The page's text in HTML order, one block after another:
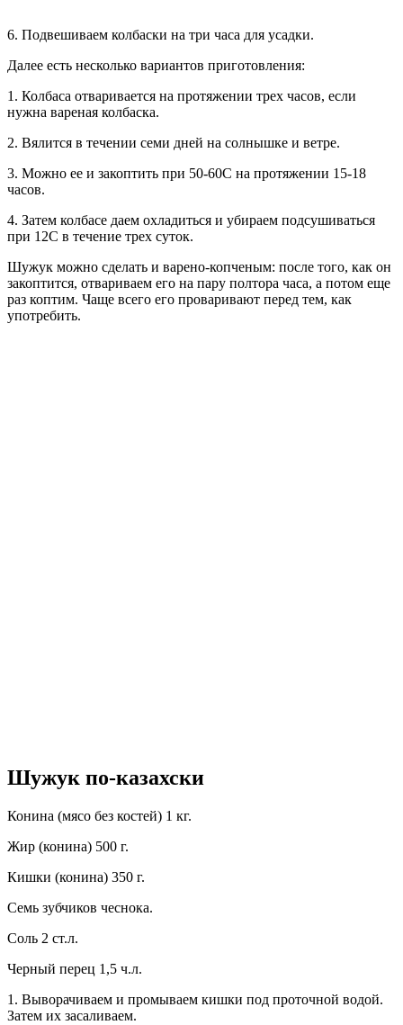
6. Подвешиваем колбаски на три часа для усадки.
Далее есть несколько вариантов приготовления:
1. Колбаса отваривается на протяжении трех часов, если
нужна вареная колбаска.
2. Вялится в течении семи дней на солнышке и ветре.
3. Можно ее и закоптить при 50-60С на протяжении 15-18
часов.
4. Затем колбасе даем охладиться и убираем подсушиваться
при 12С в течение трех суток.
Шужук можно сделать и варено-копченым: после того, как он
закоптится, отвариваем его на пару полтора часа, а потом еще
раз коптим. Чаще всего его проваривают перед тем, как
употребить.
Шужук по-казахски
Конина (мясо без костей) 1 кг.
Жир (конина) 500 г.
Кишки (конина) 350 г.
Семь зубчиков чеснока.
Соль 2 ст.л.
Черный перец 1,5 ч.л.
1. Выворачиваем и промываем кишки под проточной водой.
Затем их засаливаем.